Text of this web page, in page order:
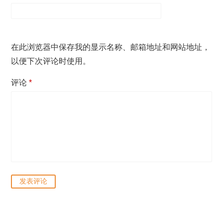
在此浏览器中保存我的显示名称、邮箱地址和网站地址，
以便下次评论时使用。
评论*